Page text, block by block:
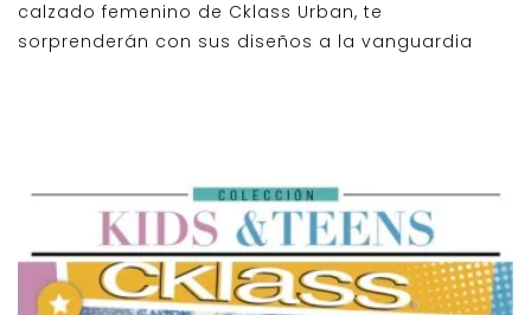
calzado femenino de Cklass Urban, te
sorprenderán con sus diseños a la vanguardia